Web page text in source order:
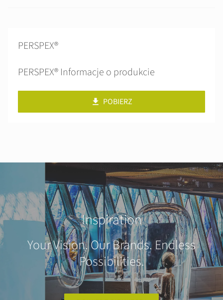
PERSPEX®
PERSPEX® Informacje o produkcie
POBIERZ
Inspiration
Your Vision. Our Brands. Endless
Possibilities.